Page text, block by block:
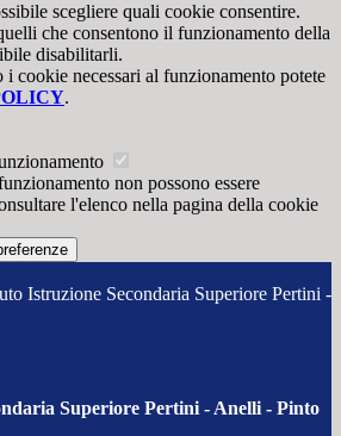
scegliere quali cookie consentire.
che consentono il funzionamento della
disabilitarli.
i cookie necessari al funzionamento potete
.
non possono essere
l'elenco nella pagina della cookie
Istruzione Secondaria Superiore Pertini -
Superiore Pertini - Anelli - Pinto